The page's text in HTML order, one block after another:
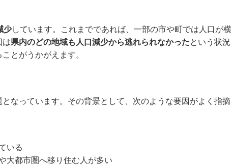
少しています。これまでであれば、一部の市や町では人口が横
は県内のどの地域も人口減少から逃れられなかったという状況
とがうかがえます。
なっています。その背景として、次のような要因がよく指摘
いる
大都市圏へ移り住む人が多い